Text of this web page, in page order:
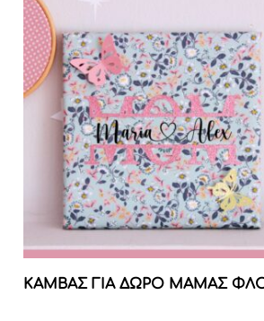
ΚΑΜΒΑΣ ΓΙΑ ΔΩΡΟ ΜΑΜΑΣ